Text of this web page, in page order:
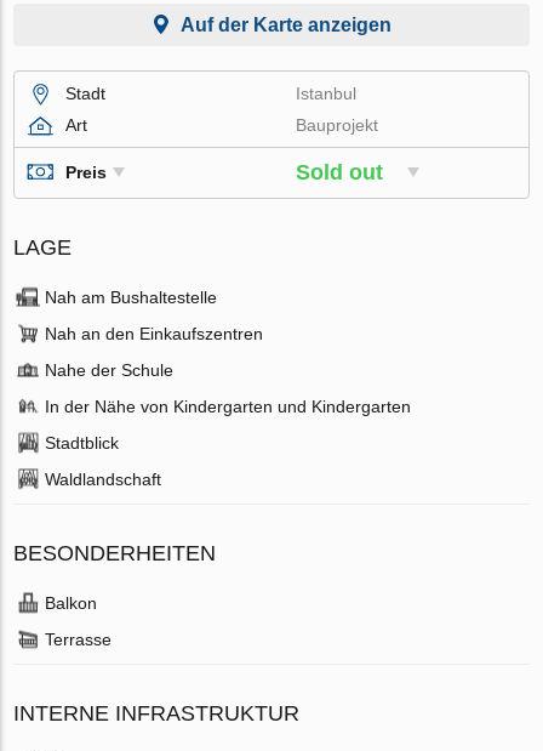
Auf der Karte anzeigen
Stadt
Istanbul
Art
Bauprojekt
Preis Sold out
LAGE
Nah am Bushaltestelle
Nah an den Einkaufszentren
Nahe der Schule
In der Nähe von Kindergarten und Kindergarten
Stadtblick
Waldlandschaft
BESONDERHEITEN
Balkon
Terrasse
INTERNE INFRASTRUKTUR